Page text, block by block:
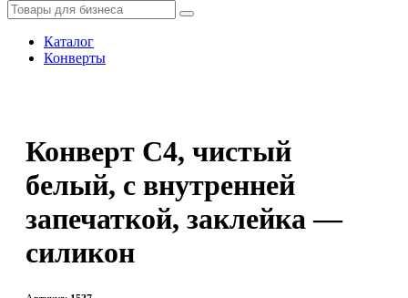
Каталог
Конверты
Конверт С4, чистый
белый, с внутренней
запечаткой, заклейка —
силикон